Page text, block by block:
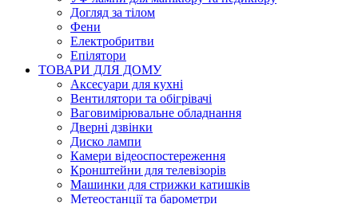
Догляд за тілом
Фени
Електробритви
Епілятори
ТОВАРИ ДЛЯ ДОМУ
Аксесуари для кухні
Вентилятори та обігрівачі
Ваговимірювальне обладнання
Дверні дзвінки
Диско лампи
Камери відеоспостереження
Кронштейни для телевізорів
Машинки для стрижки катишків
Метеостанції та барометри